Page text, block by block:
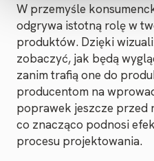
W przemyśle
odgrywa istotną rolę w
produktów. Dzięki
zobaczyć, jak będą
zanim trafią one do
producentom na
poprawek jeszcze przed
co znacząco podnosi
procesu projektowania.